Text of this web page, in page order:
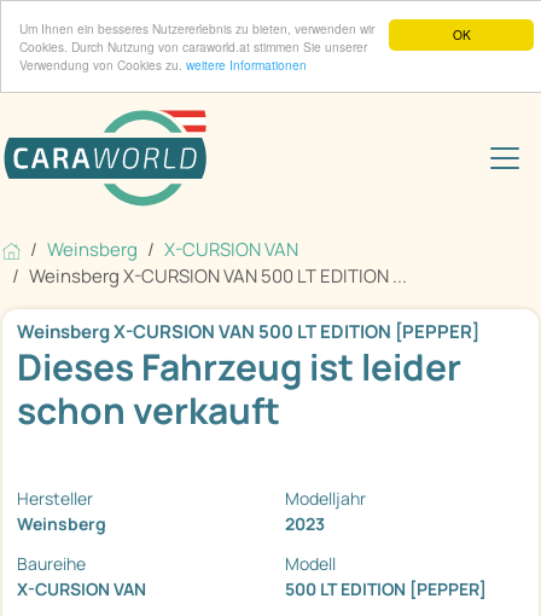
OK
Um Ihnen ein besseres Nutzererlebnis zu bieten, verwenden wir
Cookies. Durch Nutzung von caraworld.at stimmen Sie unserer
Verwendung von Cookies zu. weitere Informationen
Weinsberg
X-CURSION VAN
Weinsberg X-CURSION VAN 500 LT EDITION ...
Weinsberg X-CURSION VAN 500 LT EDITION [PEPPER]
Dieses Fahrzeug ist leider
schon verkauft
Hersteller
Weinsberg
Modelljahr
2023
Baureihe
X-CURSION VAN
Modell
500 LT EDITION [PEPPER]